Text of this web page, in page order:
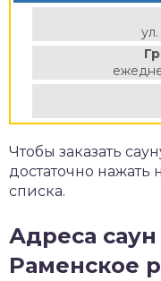
Чтобы заказать
достаточно
списка.
Адреса саун
Раменское